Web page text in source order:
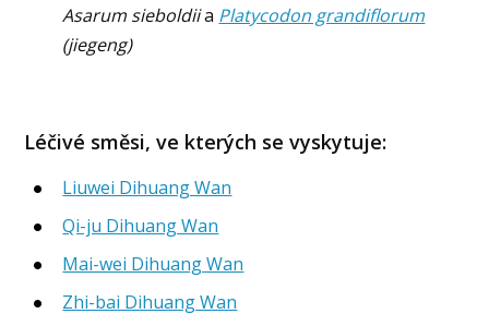
Asarum sieboldiia Platycodon grandiflorum
(jiegeng)
Léčivé směsi, ve kterých se vyskytuje:
Liuwei Dihuang Wan
Qi-ju Dihuang Wan
Mai-wei Dihuang Wan
Zhi-bai Dihuang Wan